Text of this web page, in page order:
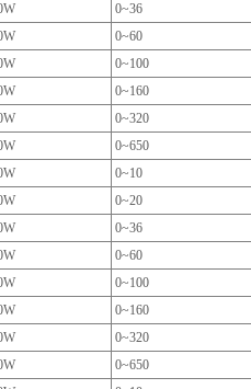
0~36
0~60
0~100
0~160
0~320
0~650
0~10
0~20
0~36
0~60
0~100
0~160
0~320
0~650